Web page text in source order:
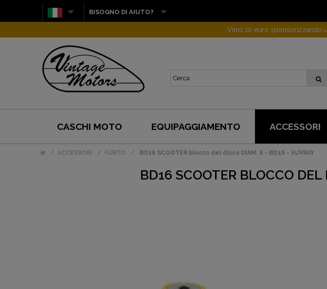
BISOGNO DI AIUTO?
Vinci 10 euro sponsorizzando
CASCHI MOTO EQUIPAGGIAMENTO ACCESSORI
ACCESSORI FURTO BD16 SCOOTER blocco del disco DIAM. 6 - BD16 - AUVRAY
BD16 SCOOTER BLOCCO